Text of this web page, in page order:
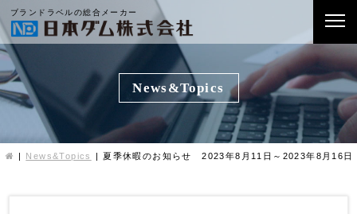
ブランドラベルの総合メーカー
News&Topics
News&Topics 夏季休暇のお知らせ 2023年8月11日～2023年8月16日